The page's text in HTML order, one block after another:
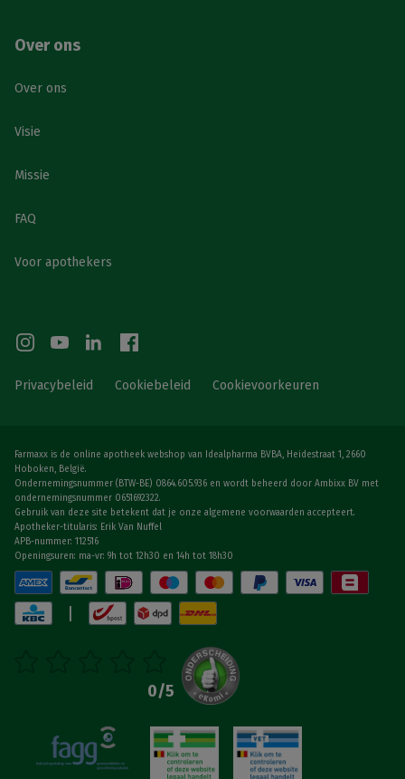
Over ons
Over ons
Visie
Missie
FAQ
Voor apothekers
Privacybeleid Cookiebeleid Cookievoorkeuren
Farmaxx is de online apotheek webshop van Idealpharma BVBA, Heidestraat 1, 2660
Hoboken, België.
Ondernemingsnummer (BTW-BE) 0864.605.936 en wordt beheerd door Ambixx BV met
ondernemingsnummer 0651692322.
Gebruik van deze site betekent dat je onze algemene voorwaarden accepteert.
Apotheker-titularis: Erik Van Nuffel
APB-nummer: 112516
Openingsuren: ma-vr: 9h tot 12h30 en 14h tot 18h30
0/5